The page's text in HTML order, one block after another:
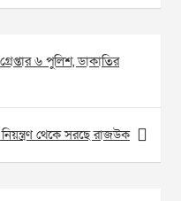
৬ পুলিশ, ডাকাতির
থেকে সরছে রাজউক